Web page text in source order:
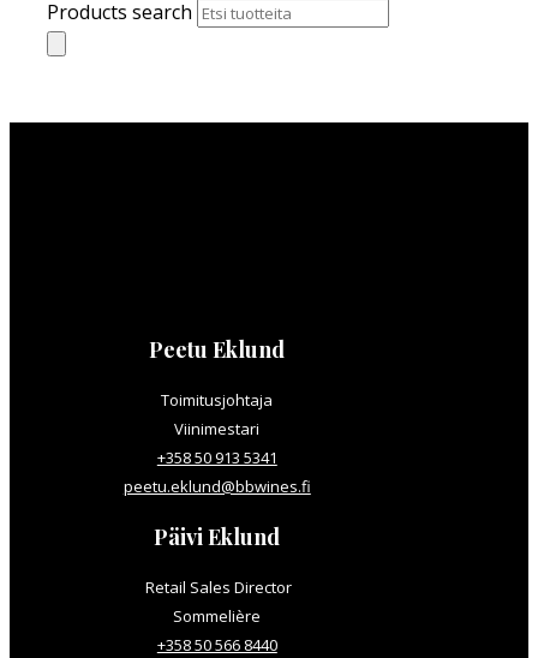
Products search
Peetu Eklund
Toimitusjohtaja
Viinimestari
+358 50 913 5341
peetu.eklund@bbwines.fi
Päivi Eklund
Retail Sales Director
Sommelière
+358 50 566 8440